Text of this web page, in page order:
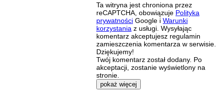
Ta witryna jest chroniona przez
reCAPTCHA, obowiązuje Polityka
prywatności Google i Warunki
korzystania z usługi. Wysyłając
komentarz akceptujesz regulamin
zamieszczenia komentarza w serwisie.
Dziękujemy!
Twój komentarz został dodany. Po
akceptacji, zostanie wyświetlony na
stronie.
pokaż więcej